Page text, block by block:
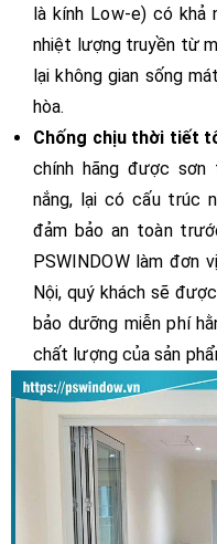
là kính Low-e) có khả
nhiệt lượng truyền từ
lại không gian sống
hòa.
Chống chịu thời tiết
chính hãng được sơn
nắng, lại có cấu trúc
đảm bảo an toàn
PSWINDOW làm đơn
Nội, quý khách sẽ
bảo dưỡng miễn phí
chất lượng của sản